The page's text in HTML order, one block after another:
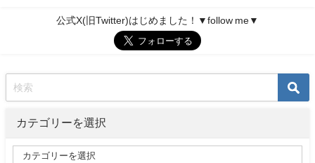
公式X(旧Twitter)はじめました！▼follow me▼
カテゴリーを選択